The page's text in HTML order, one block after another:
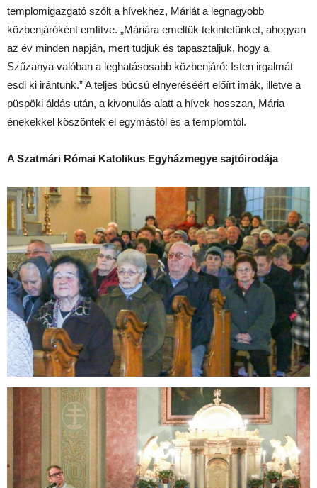
templomigazgató szólt a hívekhez, Máriát a legnagyobb
közbenjáróként említve. „Máriára emeltük tekintetünket, ahogyan
az év minden napján, mert tudjuk és tapasztaljuk, hogy a
Szűzanya valóban a leghatásosabb közbenjáró: Isten irgalmát
esdi ki irántunk.” A teljes búcsú elnyeréséért előírt imák, illetve a
püspöki áldás után, a kivonulás alatt a hívek hosszan, Mária
énekekkel köszöntek el egymástól és a templomtól.
A Szatmári Római Katolikus Egyházmegye sajtóirodája